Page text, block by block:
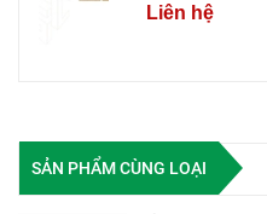
Liên hệ
SẢN PHẨM CÙNG LOẠI